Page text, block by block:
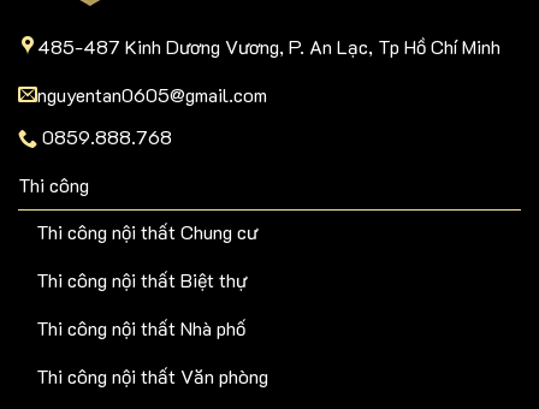
485-487 Kinh Dương Vương, P. An Lạc, Tp Hồ Chí Minh
nguyentan0605@gmail.com
0859.888.768
Thi công
Thi công nội thất Chung cư
Thi công nội thất Biệt thự
Thi công nội thất Nhà phố
Thi công nội thất Văn phòng